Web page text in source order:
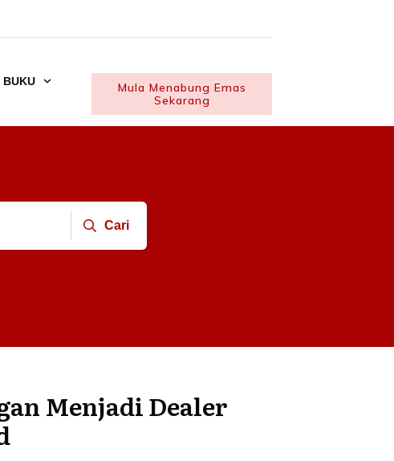
BUKU
Mula Menabung Emas
Sekarang
Cari
Menjadi Dealer